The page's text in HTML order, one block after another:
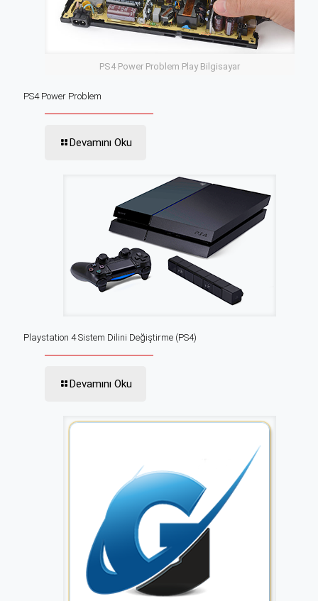
PS4 Power Problem Play Bilgisayar
PS4 Power Problem
Devamını Oku
Playstation 4 Sistem Dilini Değiştirme (PS4)
Devamını Oku